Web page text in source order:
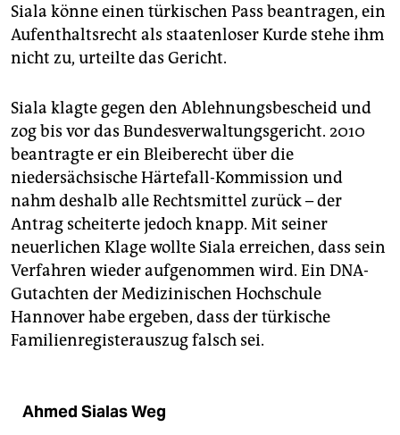
Siala könne einen türkischen Pass beantragen, ein
Aufenthaltsrecht als staatenloser Kurde stehe ihm
nicht zu, urteilte das Gericht.
Siala klagte gegen den Ablehnungsbescheid und
zog bis vor das Bundesverwaltungsgericht. 2010
beantragte er ein Bleiberecht über die
niedersächsische Härtefall-Kommission und
nahm deshalb alle Rechtsmittel zurück – der
Antrag scheiterte jedoch knapp. Mit seiner
neuerlichen Klage wollte Siala erreichen, dass sein
Verfahren wieder aufgenommen wird. Ein DNA-
Gutachten der Medizinischen Hochschule
Hannover habe ergeben, dass der türkische
Familienregisterauszug falsch sei.
Ahmed Sialas Weg